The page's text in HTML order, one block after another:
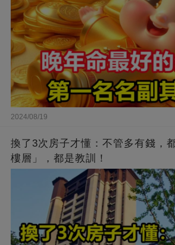
2024/08/19
換了3次房子才懂：不管多有錢，
樓層」，都是教訓！